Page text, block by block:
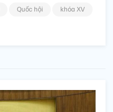
Quốc hội
khóa XV